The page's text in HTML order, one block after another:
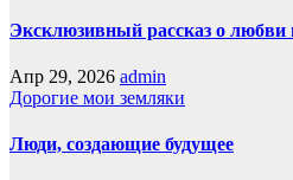
Эксклюзивный рассказ о любви
Апр 29, 2026 admin
Дорогие мои земляки
Люди, создающие будущее